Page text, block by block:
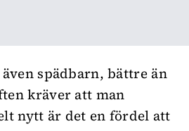
spädbarn, bättre än
kräver att man
nytt är det en fördel att